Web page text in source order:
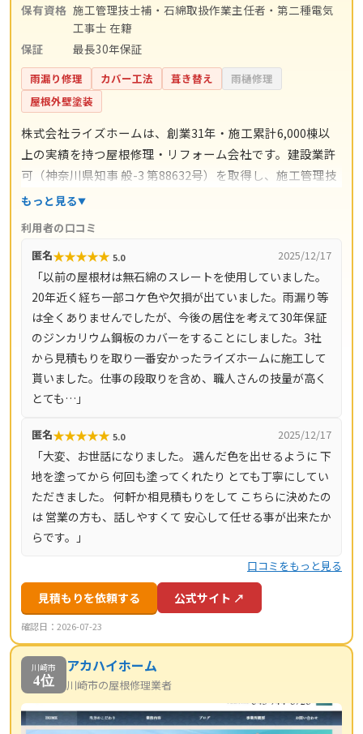
保有資格 施工管理技士補・石綿取扱作業主任者・第二種電気
工事士 在籍
保証
最長30年保証
雨漏り修理 カバー工法 葺き替え
雨樋修理
屋根外壁塗装
株式会社ライズホームは、創業31年・施工累計6,000棟以
上の実績を持つ屋根修理・リフォーム会社です。建設業許
可（神奈川県知事 般-3 第88632号）を取得し、施工管理技
士補・石綿取扱作業主任者・第二種電気工事士などの有資
から内装リフォームまで、住まい全般に対応します。自社
一貫工事体制で中間マージンをカットし、高品質な施工を
適正価格で提供。現場調査は無料で、業界最長クラスの30
年保証も用意されています。川崎市（麻生区・多摩区・高
津区・宮前区・中原区）を中心に、横浜市青葉区・町田
市・稲城市・調布市・狛江市・府中市など幅広いエリアに
対応しています。
もっと見る
利用者の口コミ
匿名★★★★★ 5.0 2025/12/17
「以前の屋根材は無石綿のスレートを使用していました。
20年近く経ち一部コケ色や欠損が出ていました。雨漏り等
は全くありませんでしたが、今後の居住を考えて30年保証
のジンカリウム鋼板のカバーをすることにしました。3社
から見積もりを取り一番安かったライズホームに施工して
貰いました。仕事の段取りを含め、職人さんの技量が高く
とても…」
匿名★★★★★ 5.0 2025/12/17
「大変、お世話になりました。 選んだ色を出せるように 下
地を塗ってから 何回も塗ってくれたり とても丁寧にしてい
ただきました。 何軒か相見積もりをして こちらに決めたの
は 営業の方も、話しやすくて 安心して任せる事が出来たか
らです。」
口コミをもっと見る
見積もりを依頼する 公式サイト ↗
確認日：2026-07-23
川崎市
4位
アカハイホーム
川崎市の屋根修理業者